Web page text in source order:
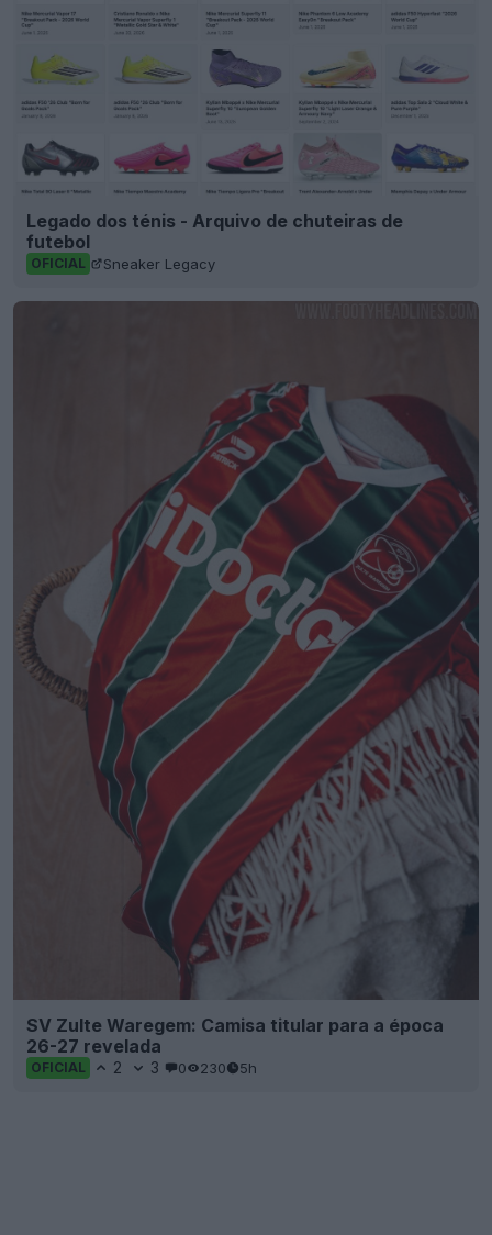
Legado dos ténis - Arquivo de chuteiras de
futebol
OFICIAL Sneaker Legacy
SV Zulte Waregem: Camisa titular para a época
26-27 revelada
OFICIAL 2 3 0 230 5h